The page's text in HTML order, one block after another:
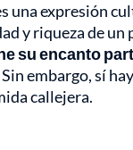
una expresión
y riqueza de un
su encanto
Sin embargo, sí
callejera.